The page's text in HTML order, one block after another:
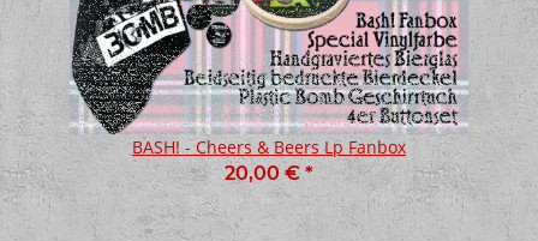
BASH! - Cheers & Beers Lp Fanbox
20,00 € *